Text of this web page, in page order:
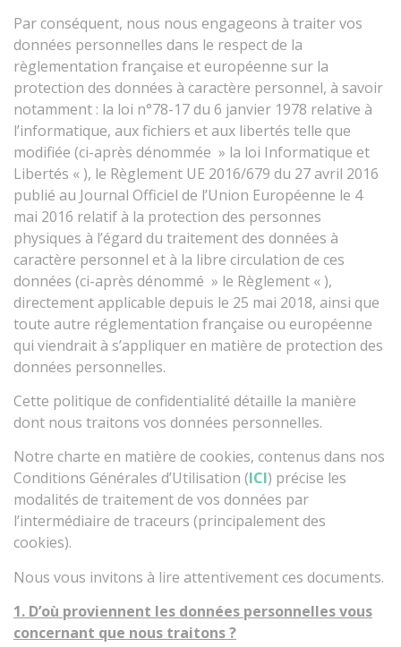
Par conséquent, nous nous engageons à traiter vos
données personnelles dans le respect de la
règlementation française et européenne sur la
protection des données à caractère personnel, à savoir
notamment : la loi n°78-17 du 6 janvier 1978 relative à
l’informatique, aux fichiers et aux libertés telle que
modifiée (ci-après dénommée » la loi Informatique et
Libertés « ), le Règlement UE 2016/679 du 27 avril 2016
publié au Journal Officiel de l’Union Européenne le 4
mai 2016 relatif à la protection des personnes
physiques à l’égard du traitement des données à
caractère personnel et à la libre circulation de ces
données (ci-après dénommé » le Règlement « ),
directement applicable depuis le 25 mai 2018, ainsi que
toute autre réglementation française ou européenne
qui viendrait à s’appliquer en matière de protection des
données personnelles.
Cette politique de confidentialité détaille la manière
dont nous traitons vos données personnelles.
Notre charte en matière de cookies, contenus dans nos
Conditions Générales d’Utilisation (ICI) précise les
modalités de traitement de vos données par
l’intermédiaire de traceurs (principalement des
cookies).
Nous vous invitons à lire attentivement ces documents.
1. D’où proviennent les données personnelles vous
concernant que nous traitons ?